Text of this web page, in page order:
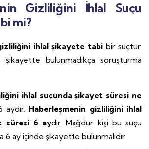
Gizliliğini İhlal Suçu
mi?
ihlal şikayete tabi bir suçtur.
bulunmadıkça soruşturma
ihlal suçunda şikayet süresi ne
aydır. Haberleşmenin gizliliğini ihlal
süresi 6 aydır. Mağdur kişi bu suçu
ay içinde şikayette bulunmalıdır.